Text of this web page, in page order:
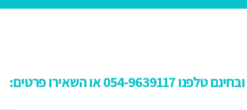
טלפנו 054-9639117 או השאירו פרטים: